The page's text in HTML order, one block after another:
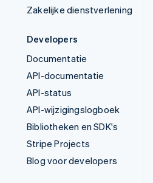
Zakelijke dienstverlening
Developers
Documentatie
API-documentatie
API-status
API-wijzigingslogboek
Bibliotheken en SDK's
Stripe Projects
Blog voor developers